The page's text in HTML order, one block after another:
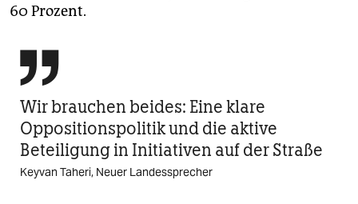
60 Prozent.

Wir brauchen beides: Eine klare
Oppositionspolitik und die aktive
Beteiligung in Initiativen auf der Straße
Keyvan Taheri, Neuer Landessprecher